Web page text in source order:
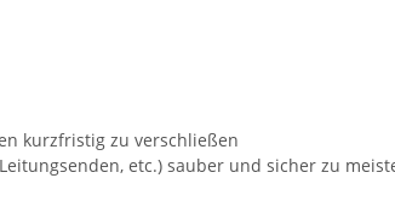
kurzfristig zu verschließen
etc.) sauber und sicher zu